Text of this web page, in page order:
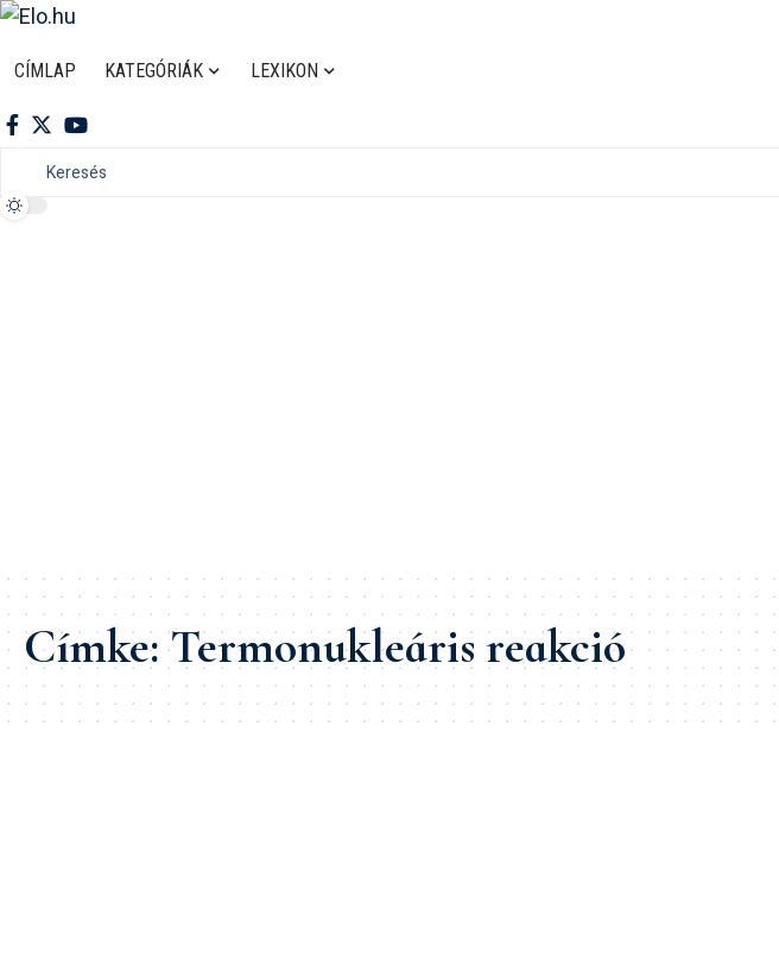
CÍMLAP KATEGÓRIÁK LEXIKON
Címke:Termonukleáris reakció